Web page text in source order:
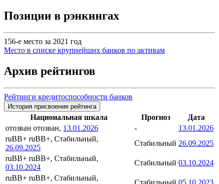
Позиции в рэнкингах
156-е место за 2021 год
Место в списке крупнейших банков по активам
Архив рейтингов
Рейтинги кредитоспособности банков
История присвоения рейтинга
Национальная шкала Прогноз
Дата
отозван отозван, 13.01.2026 -
13.01.2026
ruBB+ ruBB+, Стабильный,
26.09.2025
Стабильный 26.09.2025
ruBB+ ruBB+, Стабильный,
03.10.2024
Стабильный 03.10.2024
ruBB+ ruBB+, Стабильный,
Стабильный 05.10.2023